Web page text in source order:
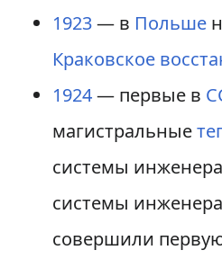
1923— в Польше
Краковское
1924— первые в
магистральные
системы
системы
совершили